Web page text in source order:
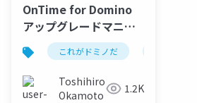
OnTime for Domino
アップグレードマニュ
アル
これがドミノだ
Toshihiro
Okamoto
1.2K